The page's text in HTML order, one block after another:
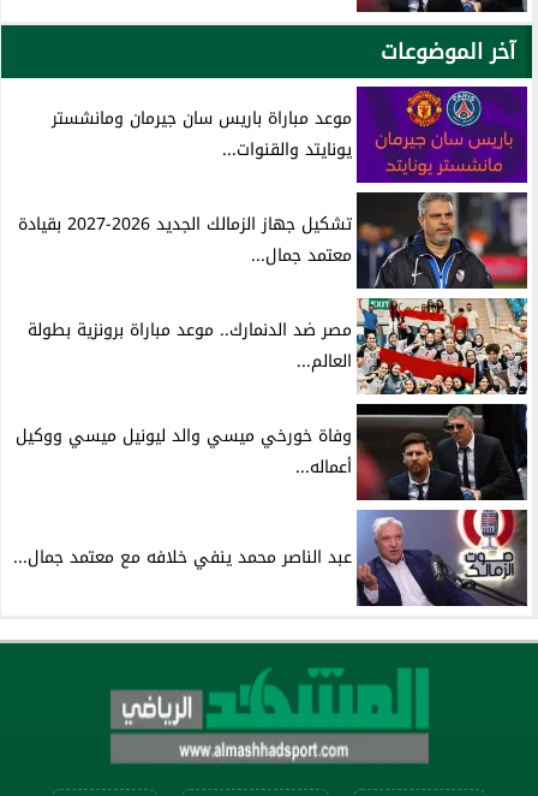
آخر الموضوعات
موعد مباراة باريس سان جيرمان ومانشستر
يونايتد والقنوات...
تشكيل جهاز الزمالك الجديد 2026-2027 بقيادة
معتمد جمال...
مصر ضد الدنمارك.. موعد مباراة برونزية بطولة
العالم...
وفاة خورخي ميسي والد ليونيل ميسي ووكيل
أعماله...
عبد الناصر محمد ينفي خلافه مع معتمد جمال...